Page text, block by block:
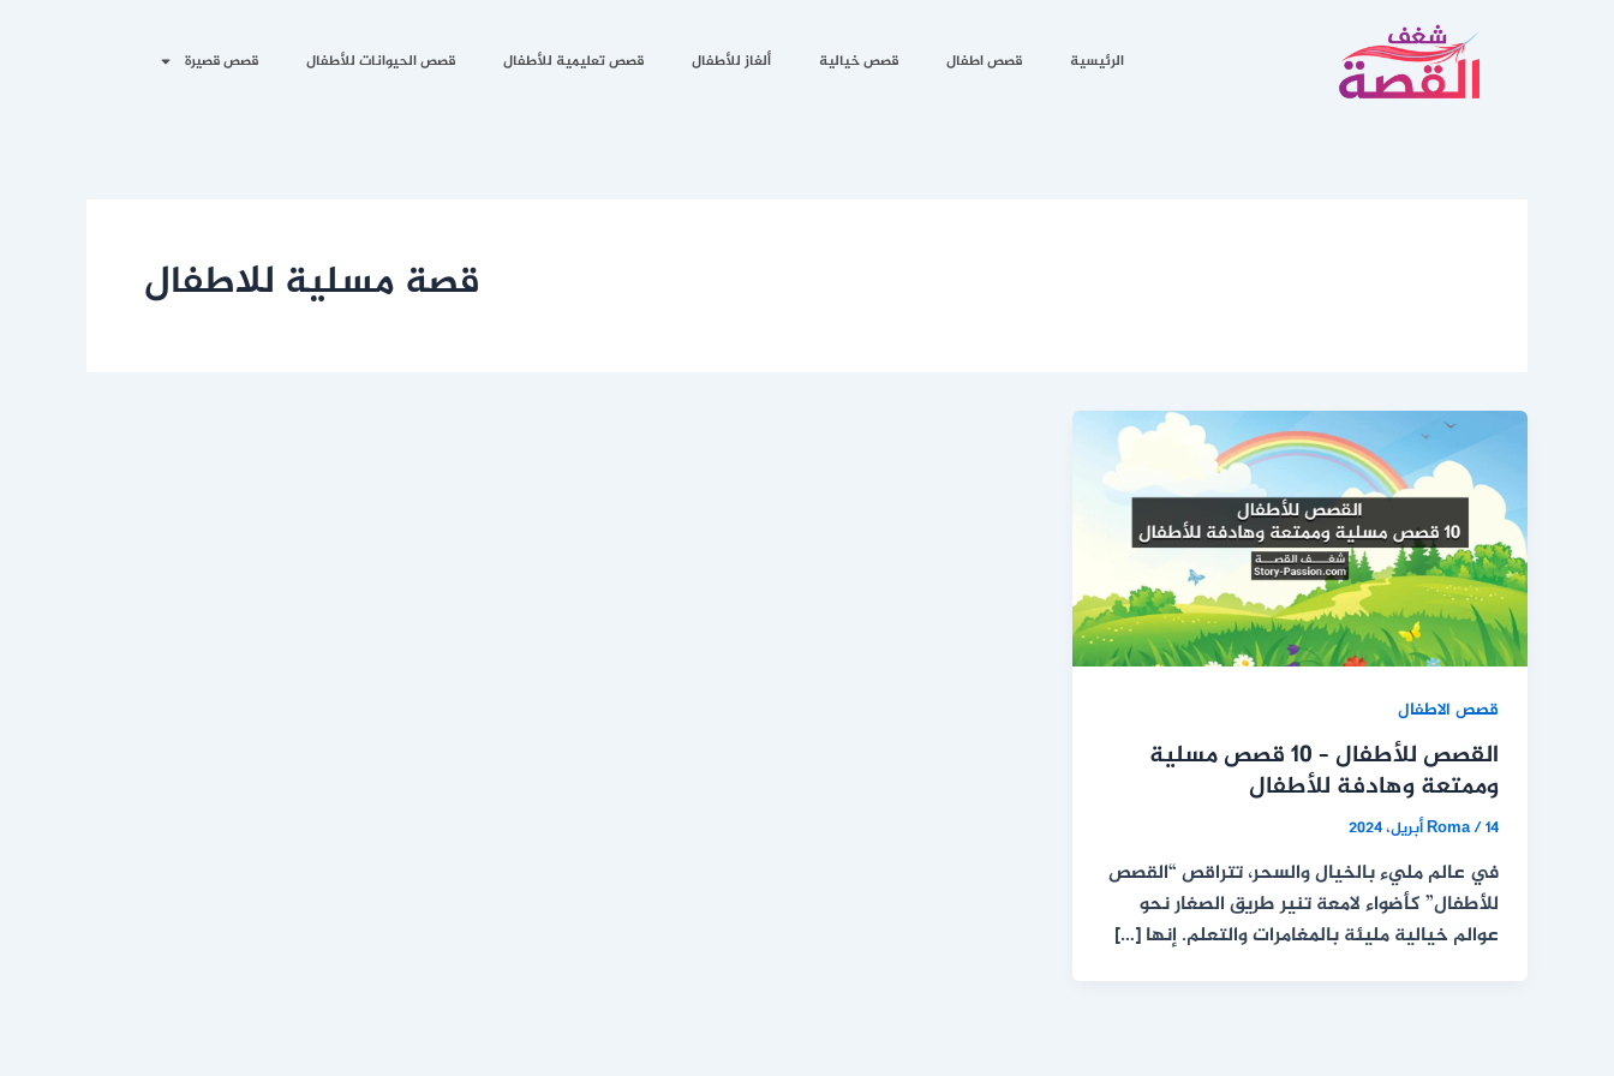
الرئيسية قصص اطفال قصص خيالية ألغاز للأطفال قصص تعليمية للأطفال قصص الحيوانات للأطفال قصص قصيرة
قصة مسلية للاطفال
قصص الاطفال
القصص للأطفال – 10 قصص مسلية
وممتعة وهادفة للأطفال
Roma/14 أبريل، 2024
في عالم مليء بالخيال والسحر، تتراقص “القصص
للأطفال” كأضواء لامعة تنير طريق الصغار نحو
عوالم خيالية مليئة بالمغامرات والتعلم. إنها […]